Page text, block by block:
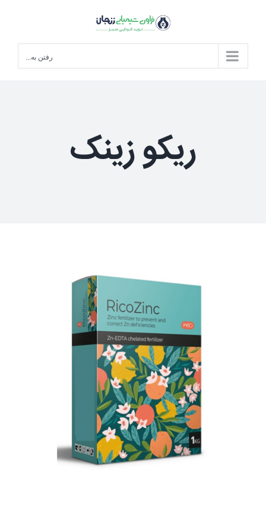
content
رفتن به...
ریکو زینک